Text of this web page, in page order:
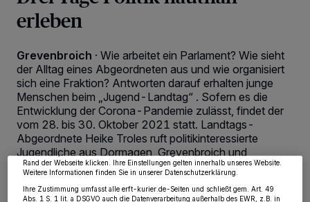
erleben
Grevenbroich · Wie arbeitet ein Parlament? Wie sieht
der Alltag eines Abgeordneten aus und wie organisiert
sich eine Fraktion? Antworten darauf erhalten junge
Menschen beim „Jugend-Landtag“ . Sofern es die
Entwicklung der Corona-Pandemie zulässt, findet der
vom 28. bis 30. Oktober 2021 statt. Landtags-
Abgeordnete Heike Troles ruft politikinteressierte
Jugendliche aus Dormagen, Grevenbroich und
Rommerskirchen auf, sich für eine Teilnahme zu
Wir und unsere218 -Partner speichern und greifen auf personenbezogene Daten
wie Browserdaten oder eindeutige Kennungen auf Ihrem Gerät zu. Durch Auswahl
von OK aktivieren Sie Tracking-Technologien für die unter „Wir und unsere
Partner verarbeiten Daten, um Ihnen Dienste bereitzustellen“ aufgeführten
Zwecke. Wenn Tracker deaktiviert sind, sind manche Inhalte und Anzeigen
möglicherweise nicht mehr so relevant für Sie. Sie können dieses Menü jederzeit
wieder aufrufen, um Ihre Einstellungen zu ändern oder Ihre Einwilligung zu
widerrufen, indem Sie auf den Link Einstellungen oder Ablehnen am unteren
Rand der Webseite klicken. Ihre Einstellungen gelten innerhalb unseres Website.
Weitere Informationen finden Sie in unserer Datenschutzerklärung.
Ihre Zustimmung umfasst alle erft-kurier.de-Seiten und schließt gem. Art. 49
Abs. 1 S. 1 lit. a DSGVO auch die Datenverarbeitung außerhalb des EWR, z.B. in